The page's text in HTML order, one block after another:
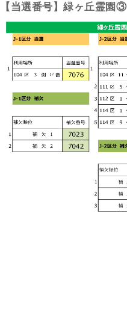
【当選番号】緑ヶ丘霊園③